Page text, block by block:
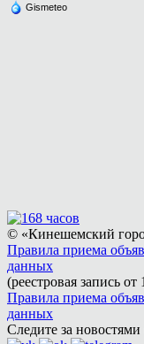
Gismeteo
© «Кинешемский
Правила приема
данных
(реестровая запись
Правила приема
данных
Следите за новостями